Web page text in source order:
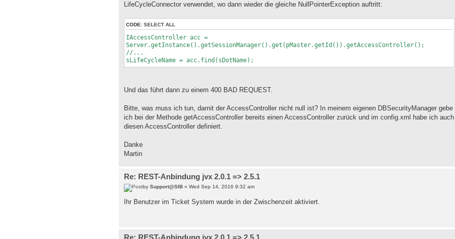
LifeCycleConnector verwendet, wo dann wieder die gleiche NullPointerException auftritt:
CODE: SELECT ALL
IAccessController acc =
Server.getInstance().getSessionManager().get(pMaster.getId()).getAccessController();
//...
sLifeCycleName = acc.find(sDotName);
Und das führt dann zu einem 400 BAD REQUEST.
Bitte, was muss ich tun, damit der AccessController nicht null ist? In meinem eigenen DBSecurityManager gebe
ich bei der Methode getAccessController bereits einen AccessController zurück und im config.xml habe ich auch
diesen AccessController definiert.
Danke
Martin
Re: REST-Anbindung jvx 2.0.1 => 2.5.1
by Support@SIB » Wed Sep 14, 2016 9:32 am
Ihr Benutzer im Ticket System wurde in der Zwischenzeit aktiviert.
Re: REST-Anbindung jvx 2.0.1 => 2.5.1